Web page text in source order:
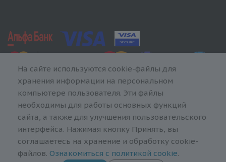
На сайте используются cookie-файлы для
хранения информации на персональном
компьютере пользователя. Эти файлы
необходимы для работы основных функций
сайта, а также для улучшения пользовательского
интерфейса. Нажимая кнопку Принять, вы
соглашаетесь на хранение и обработку cookie-
файлов. Ознакомиться с политикой cookie.